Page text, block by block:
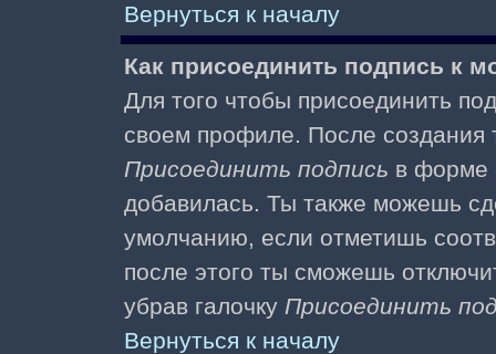
Вернуться к началу
Как присоединить подпись к
Для того чтобы присоединить
своем профиле. После создания
Присоединить подпись в форме
добавилась. Ты также можешь
умолчанию, если отметишь
после этого ты сможешь
убрав галочку Присоединить
Вернуться к началу